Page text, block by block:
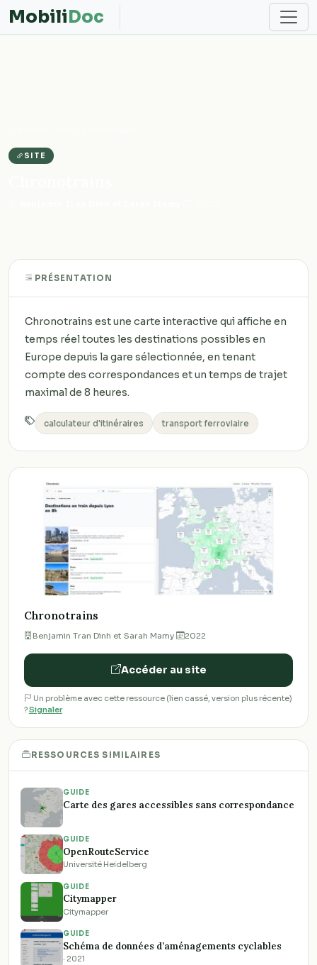
MobiliDoc
SITE
Chronotrains
Benjamin Tran Dinh et Sarah Mamy· 2022
Accéder au site
Un problème avec cette ressource (lien cassé, version plus récente)
?Signaler
RESSOURCES SIMILAIRES
GUIDE
Carte des gares accessibles sans correspondance
GUIDE
OpenRouteService
Université Heidelberg
GUIDE
Citymapper
Citymapper
GUIDE
Schéma de données d’aménagements cyclables
· 2021
PRÉSENTATION
Chronotrains est une carte interactive qui affiche en
temps réel toutes les destinations possibles en
Europe depuis la gare sélectionnée, en tenant
compte des correspondances et un temps de trajet
maximal de 8 heures.
calculateur d'itinéraires transport ferroviaire